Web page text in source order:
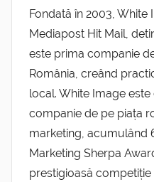
Fondată în 2003,
Mediapost Hit Mail,
este prima companie
România, creând
local. White Image
companie de pe piața
marketing, acumulând
Marketing Sherpa
prestigioasă